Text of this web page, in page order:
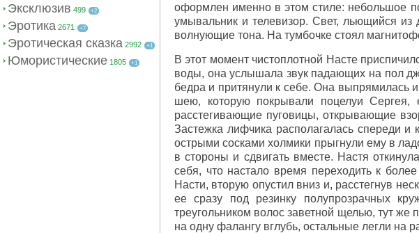
Эксклюзив 499 +2
Эротика 2671 +7
Эротическая сказка 2992 +1
Юмористические 1805 +1
оформлен именно в этом стиле: небольшое
умывальник и телевизор. Свет, льющийся из
волнующие тона. На тумбочке стоял
В этот момент чистоплотной Насте
воды, она услышала звук падающих на пол
бедра и притянули к себе. Она выпрямилась
шею, которую покрывали поцелуи
расстегивающие пуговицы, открывающие
Застежка лифчика располагалась спереди и
острыми сосками холмики прыгнули ему в
в стороны и сдвигать вместе. Настя
себя, что настало время переходить к
Насти, вторую опустил вниз и, расстегнув
ее сразу под резинку полупрозрачных
треугольником волос заветной щелью, тут
на одну фалангу вглубь, остальные легли на